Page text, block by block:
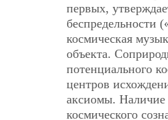
первых,
беспредельности
космическая
объекта.
потенциального
центров
аксиомы. Наличие
космического